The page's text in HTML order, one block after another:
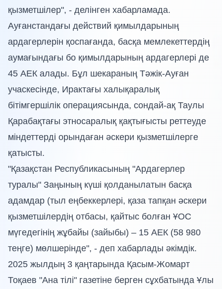
қызметшілер", - делінген хабарламада.
Ауғанстандағы действий қимылдарының
ардагерлерін қоспағанда, басқа мемлекеттердің
аумағындағы бо қимылдарының ардагерлері де
45 АЕК алады. Бұл шекараның Тәжік-Ауған
учаскесінде, Ирактағы халықаралық
бітімгершілік операциясында, сондай-ақ Таулы
Қарабақтағы этносаралық қақтығысты реттеуде
міндеттерді орындаған әскери қызметшілерге
қатысты.
"Қазақстан Республикасының "Ардагерлер
туралы" Заңының күші қолданылатын басқа
адамдар (тыл еңбеккерлері, қаза тапқан әскери
қызметшілердің отбасы, қайтыс болған ҰОС
мүгедегінің жұбайы (зайыбы) – 15 АЕК (58 980
теңге) мөлшерінде", - деп хабарлады әкімдік.
2025 жылдың 3 қаңтарында Қасым-Жомарт
Тоқаев "Ана тілі" газетіне берген сұхбатында Ұлы